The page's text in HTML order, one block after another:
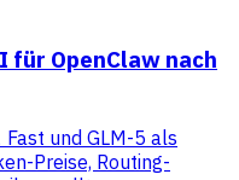
für OpenClaw nach
Fast und GLM-5 als
Preise, Routing-